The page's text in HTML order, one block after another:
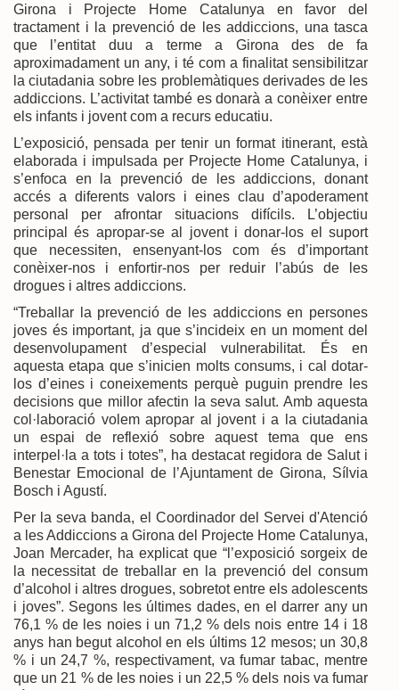
Girona i Projecte Home Catalunya en favor del
tractament i la prevenció de les addiccions, una tasca
que l’entitat duu a terme a Girona des de fa
aproximadament un any, i té com a finalitat sensibilitzar
la ciutadania sobre les problemàtiques derivades de les
addiccions. L’activitat també es donarà a conèixer entre
els infants i jovent com a recurs educatiu.
L’exposició, pensada per tenir un format itinerant, està
elaborada i impulsada per Projecte Home Catalunya, i
s’enfoca en la prevenció de les addiccions, donant
accés a diferents valors i eines clau d’apoderament
personal per afrontar situacions difícils. L’objectiu
principal és apropar-se al jovent i donar-los el suport
que necessiten, ensenyant-los com és d’important
conèixer-nos i enfortir-nos per reduir l’abús de les
drogues i altres addiccions.
“Treballar la prevenció de les addiccions en persones
joves és important, ja que s’incideix en un moment del
desenvolupament d’especial vulnerabilitat. És en
aquesta etapa que s’inicien molts consums, i cal dotar-
los d’eines i coneixements perquè puguin prendre les
decisions que millor afectin la seva salut. Amb aquesta
col·laboració volem apropar al jovent i a la ciutadania
un espai de reflexió sobre aquest tema que ens
interpel·la a tots i totes”, ha destacat regidora de Salut i
Benestar Emocional de l’Ajuntament de Girona, Sílvia
Bosch i Agustí.
Per la seva banda, el Coordinador del Servei d'Atenció
a les Addiccions a Girona del Projecte Home Catalunya,
Joan Mercader, ha explicat que “l’exposició sorgeix de
la necessitat de treballar en la prevenció del consum
d’alcohol i altres drogues, sobretot entre els adolescents
i joves”. Segons les últimes dades, en el darrer any un
76,1 % de les noies i un 71,2 % dels nois entre 14 i 18
anys han begut alcohol en els últims 12 mesos; un 30,8
% i un 24,7 %, respectivament, va fumar tabac, mentre
que un 21 % de les noies i un 22,5 % dels nois va fumar